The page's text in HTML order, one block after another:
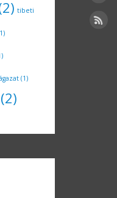
tibeti
(1)
(2)